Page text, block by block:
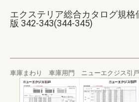
エクステリア総合カタログ規格
版 342-343(344-345)
車庫まわり 車庫用門 ニューエクジス引戸